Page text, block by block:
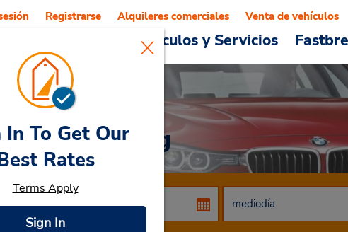
Vehículos y Servicios
Registrarse Alquileres comerciales Venta de vehículos
Silkeborg
In To Get Our
Rates
Terms Apply
Sign In